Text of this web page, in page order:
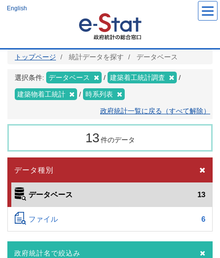
ツ
English
トップページ 統計データを探す データベース
選択条件: データベース 建築着工統計調査
建築物着工統計 時系列表
政府統計一覧に戻る（すべて解除）
13 件のデータ
データ種別
データベース 13
ファイル 6
政府統計名で絞込み